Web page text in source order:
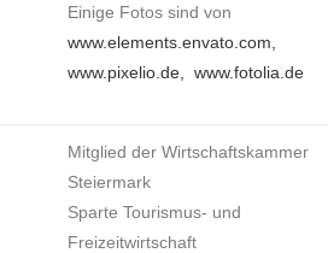
Einige Fotos sind von
www.elements.envato.com,
www.pixelio.de, www.fotolia.de
Mitglied der Wirtschaftskammer
Steiermark
Sparte Tourismus- und
Freizeitwirtschaft